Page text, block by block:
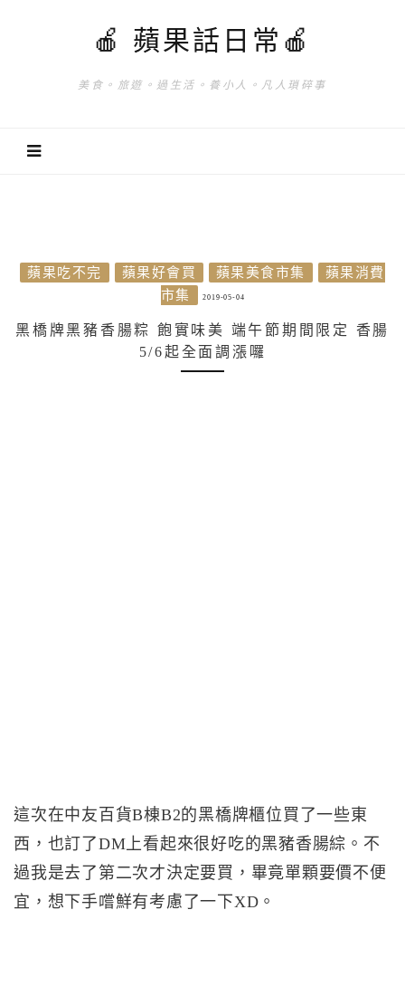
🍎 蘋果話日常🍎
美食。旅遊。過生活。養小人。凡人瑣碎事
蘋果吃不完 蘋果好會買 蘋果美食市集
蘋果消費
市集
2019-05-04
黑橋牌黑豬香腸粽 飽實味美 端午節期間限定 香腸
5/6起全面調漲囉
這次在中友百貨B棟B2的黑橋牌櫃位買了一些東
西，也訂了DM上看起來很好吃的黑豬香腸綜。不
過我是去了第二次才決定要買，畢竟單顆要價不便
宜，想下手嚐鮮有考慮了一下XD。